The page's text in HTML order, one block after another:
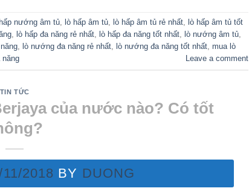
nướng âm tủ, lò hấp âm tủ, lò hấp âm tủ rẻ nhất, lò hấp âm tủ tốt
, lò hấp đa năng rẻ nhất, lò hấp đa năng tốt nhất, lò nướng âm tủ,
, lò nướng đa năng rẻ nhất, lò nướng đa năng tốt nhất, mua lò
Leave a comment
TIN TỨC
của nước nào? Có tốt
11/2018 BY DUONG